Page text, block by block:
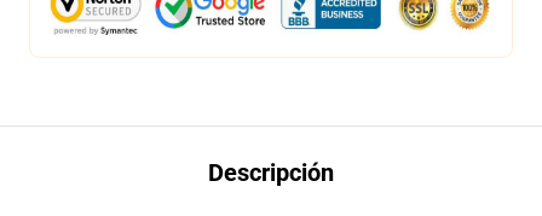
Descripción